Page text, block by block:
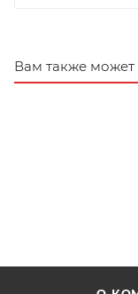
Вам также может